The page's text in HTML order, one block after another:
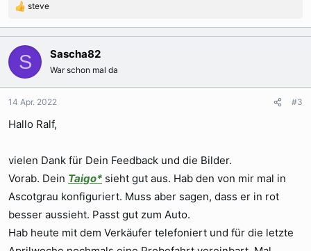
R
a
k
i
o
n
n
steve
S Sascha82
War schon mal da
14 Apr. 2022 #3
Hallo Ralf,
vielen Dank für Dein Feedback und die Bilder.
Vorab. Dein Taigo* sieht gut aus. Hab den von mir mal in
Ascotgrau konfiguriert. Muss aber sagen, dass er in rot
besser aussieht. Passt gut zum Auto.
Hab heute mit dem Verkäufer telefoniert und für die letzte